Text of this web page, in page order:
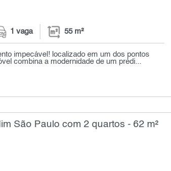
1 vaga 55 m²
impecável! localizado em um dos pontos
combina a modernidade de um prédi...
São Paulo com 2 quartos - 62 m²